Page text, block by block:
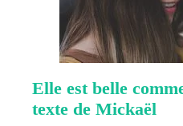
Elle est belle
texte de Mickaël